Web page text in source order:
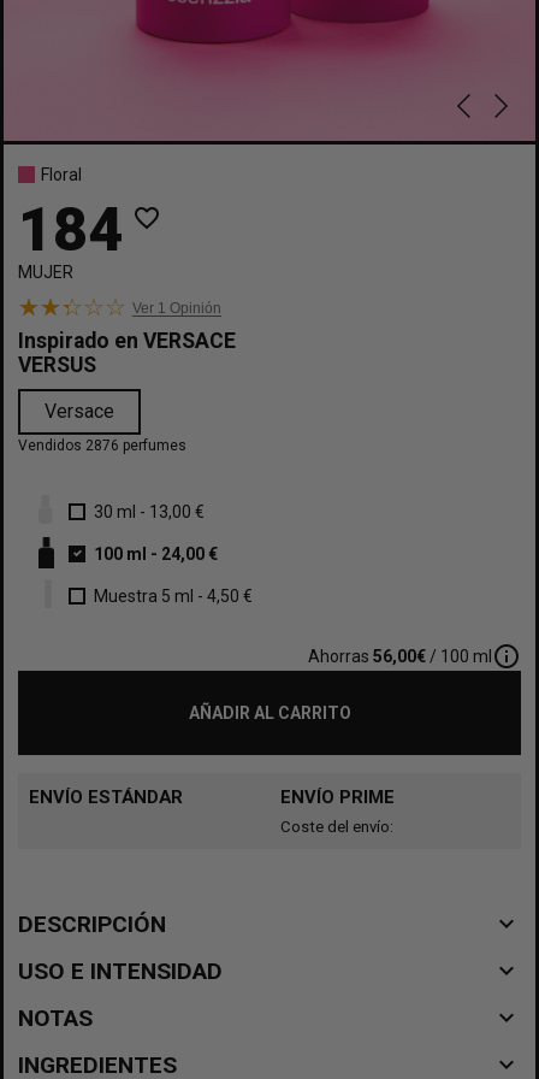
Floral
184 favorite_border
MUJER
Ver 1 Opinión
Inspirado en VERSACE
VERSUS
Versace
Vendidos 2876 perfumes
30 ml - 13,00 €
100 ml - 24,00 €
Muestra 5 ml - 4,50 €
Ahorras 56,00€ / 100 mlinfo_outline
AÑADIR AL CARRITO
ENVÍO ESTÁNDAR ENVÍO PRIME
Coste del envío:
DESCRIPCIÓN navigate_before
USO E INTENSIDAD navigate_before
NOTAS navigate_before
INGREDIENTES navigate_before